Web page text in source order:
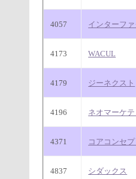
4057 インターフ
4173 WACUL
4179 ジーネクスト
4196 ネオマーケ
4371 コアコンセ
4837 シダックス